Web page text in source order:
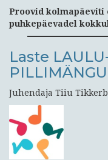
Proovid kolmapäeviti
puhkepäevadel
Laste
Juhendaja Tiiu